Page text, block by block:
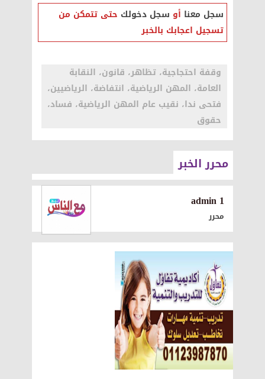
سجل معنا أو سجل دخولك حتى تتمكن من
تسجيل اعجابك بالخبر
وقفة احتجاجية، تظاهر، قانون، النقابة
العامة، المهن الرياضية، انتفاضة، الرياضيين،
فتحى ندا، نقيب عام المهن الرياضية، فساد،
حقوق
محرر الخبر
1 admin
محرر